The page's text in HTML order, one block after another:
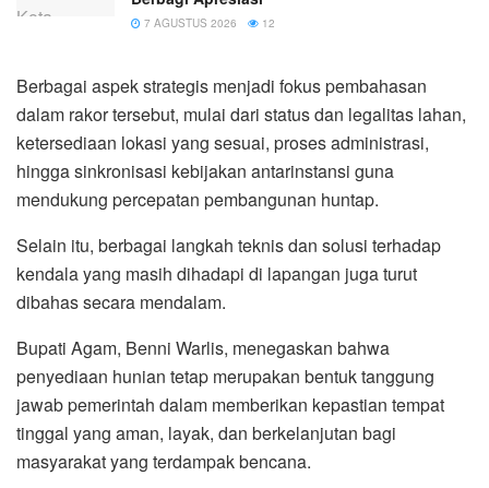
7 AGUSTUS 2026 12
Berbagai aspek strategis menjadi fokus pembahasan
dalam rakor tersebut, mulai dari status dan legalitas lahan,
ketersediaan lokasi yang sesuai, proses administrasi,
hingga sinkronisasi kebijakan antarinstansi guna
mendukung percepatan pembangunan huntap.
Selain itu, berbagai langkah teknis dan solusi terhadap
kendala yang masih dihadapi di lapangan juga turut
dibahas secara mendalam.
Bupati Agam, Benni Warlis, menegaskan bahwa
penyediaan hunian tetap merupakan bentuk tanggung
jawab pemerintah dalam memberikan kepastian tempat
tinggal yang aman, layak, dan berkelanjutan bagi
masyarakat yang terdampak bencana.